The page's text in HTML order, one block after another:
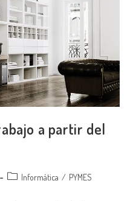
a partir del
CategoríaInformática / PYMES